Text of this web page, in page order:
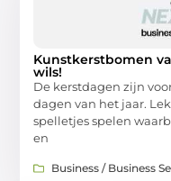
Kunstkerstbomen
wils!
De kerstdagen zijn
dagen van het jaar.
spelletjes spelen
en
Business / Business